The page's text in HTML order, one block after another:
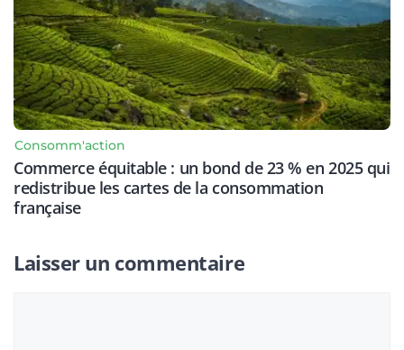
Consomm'action
Commerce équitable : un bond de 23 % en 2025 qui
redistribue les cartes de la consommation
française
Laisser un commentaire